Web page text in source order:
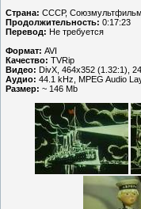
Страна: СССР, Союзмультфильм
Продолжительность: 0:17:23
Перевод: Не требуется
Формат: AVI
Качество: TVRip
Видео: DivX, 464x352 (1.32:1),
Аудио: 44.1 kHz, MPEG Audio
Размер: ~ 146 Мb